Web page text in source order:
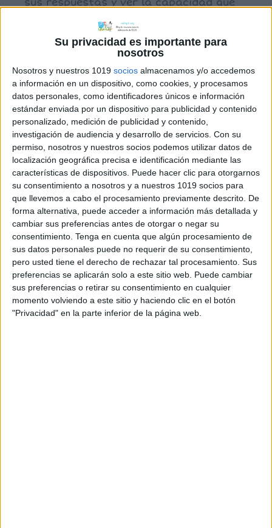
Su privacidad es importante para
nosotros
Nosotros y nuestros 1019 socios almacenamos y/o accedemos
a información en un dispositivo, como cookies, y procesamos
datos personales, como identificadores únicos e información
estándar enviada por un dispositivo para publicidad y contenido
personalizado, medición de publicidad y contenido,
investigación de audiencia y desarrollo de servicios. Con su
permiso, nosotros y nuestros socios podemos utilizar datos de
localización geográfica precisa e identificación mediante las
características de dispositivos. Puede hacer clic para otorgarnos
su consentimiento a nosotros y a nuestros 1019 socios para
que llevemos a cabo el procesamiento previamente descrito. De
forma alternativa, puede acceder a información más detallada y
cambiar sus preferencias antes de otorgar o negar su
consentimiento. Tenga en cuenta que algún procesamiento de
sus datos personales puede no requerir de su consentimiento,
pero usted tiene el derecho de rechazar tal procesamiento. Sus
preferencias se aplicarán solo a este sitio web. Puede cambiar
sus preferencias o retirar su consentimiento en cualquier
momento volviendo a este sitio y haciendo clic en el botón
"Privacidad" en la parte inferior de la página web.
sus respuestas y ver la capacidad que
Archivado en:E. EMOCIONAL,VIDEOS ,Videos
para trabajar inferencias
Etiquetado con:5º primaria,6º primaria,
educación emocional,emociones,tea,teoría
de la mente
Trabajamos las
emociones a partir
de inferencias
1 junio, 2021byMaría Dejar un comentario
En la tarea de hoy
trabajaremos